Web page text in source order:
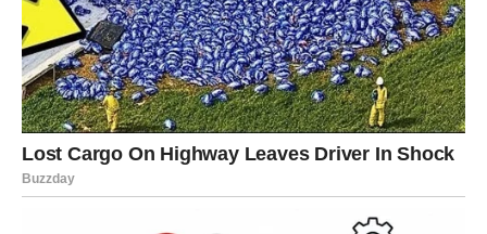
Prema dostupnim istraživanjima, kokosovo ulje može
doprinijeti smanjenju određenih bakterija u ustima. To može
imati pozitivan učinak na nekoliko aspekata oralnog zdravlja,
kao što su:
osjećaj svježijeg daha